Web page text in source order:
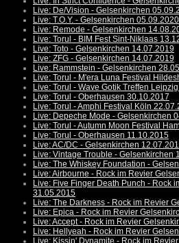
Live: De/Vision - Gelsenkirchen
Live: T.O.Y. - Gelsenkirchen 05.09.2020
Live: Remode - Gelsenkirchen
Live: Torul - BIM Fest Sint-Niklaas
Live: Toto - Gelsenkirchen 14.07.2019
Live: ZFG - Gelsenkirchen 14.07.2019
Live: Rammstein - Gelsenkirchen
Live: Torul - M'era Luna Festival
Live: Torul - Wave Gotik Treffen
Live: Torul - Oberhausen 30.10.2017
Live: Torul - Amphi Festival Köln
Live: Depeche Mode - Gelsenkirchen
Live: Torul - Autumn Moon Festival
Live: Torul - Oberhausen 11.10.2015
Live: AC/DC - Gelsenkirchen
Live: Vintage Trouble - Gelsenkirchen
Live: The Whiskey Foundation -
Live: Airbourne - Rock im Revier
Live: Five Finger Death Punch - Rock
31.05.2015
Live: The Darkness - Rock im Revier
Live: Epica - Rock im Revier
Live: Accept - Rock im Revier
Live: Hellyeah - Rock im Revier